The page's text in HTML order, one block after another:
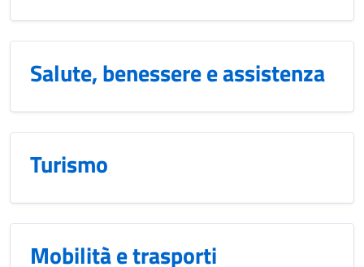
Salute, benessere e assistenza
Turismo
Mobilità e trasporti